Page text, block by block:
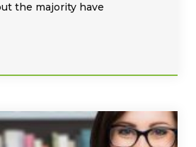
the majority have